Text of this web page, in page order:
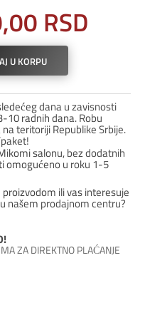
RSD
U KORPU
dana u zavisnosti
10 radnih dana. Robu
teritoriji Republike Srbije.
salonu, bez dodatnih
omogućeno u roku 1-5
ili vas interesuje
našem prodajnom centru?
ZA DIREKTNO PLAĆANJE